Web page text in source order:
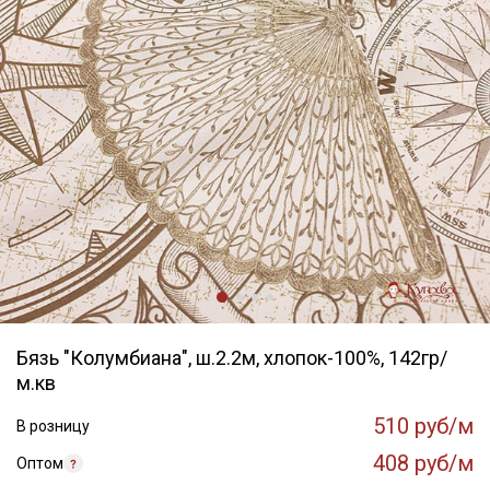
Бязь "Колумбиана", ш.2.2м, хлопок-100%, 142гр/
м.кв
В розницу 510 руб/м
Оптом 408 руб/м